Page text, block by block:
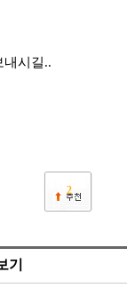
내시길..
2
기